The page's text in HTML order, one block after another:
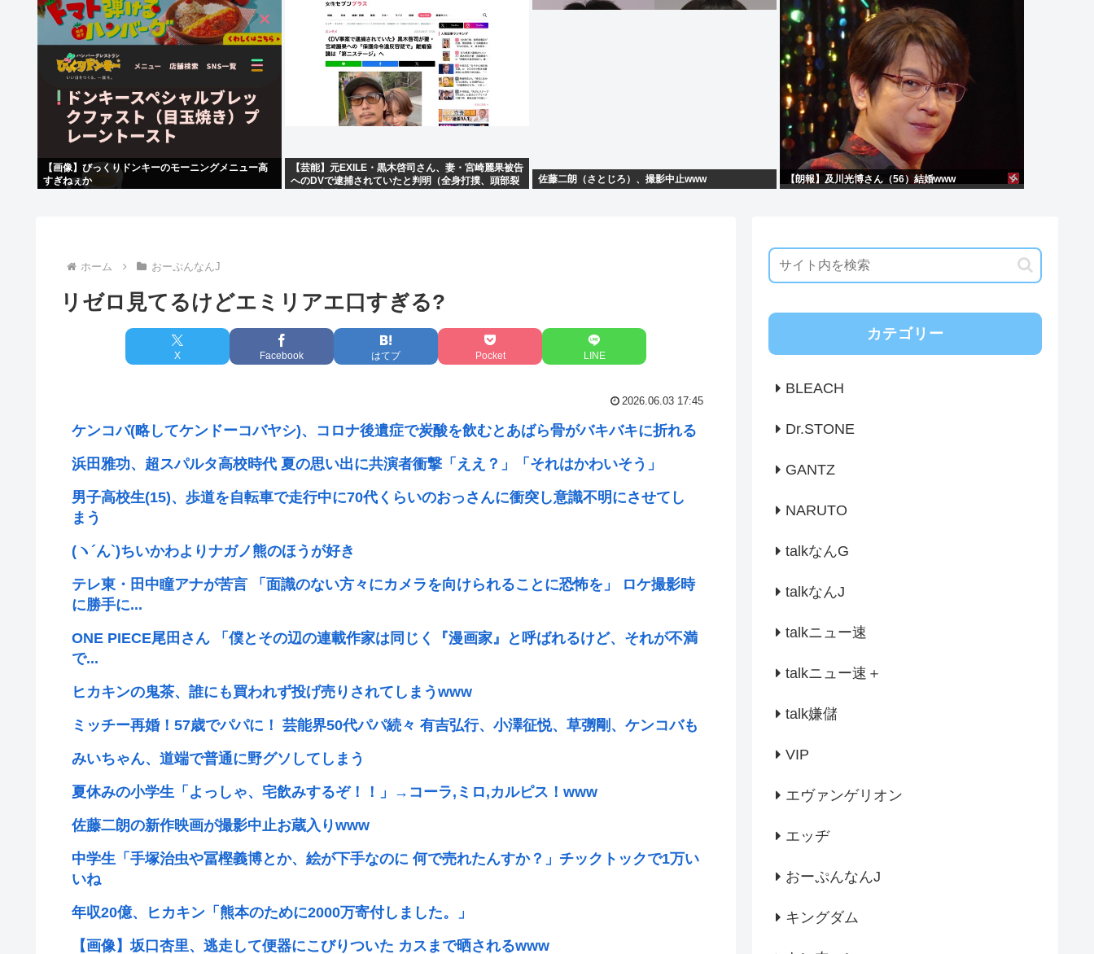
【画像】びっくりドンキーのモーニングメニュー高
すぎねぇか
【芸能】元EXILE・黒木啓司さん、妻・宮崎麗果被告
へのDVで逮捕されていたと判明（全身打撲、頭部裂
佐藤二朗（さとじろ）、撮影中止www 【朗報】及川光博さん（56）結婚www
ホーム おーぷんなんJ
リゼロ見てるけどエミリアエ口すぎる?
X Facebook はてブ Pocket LINE
2026.06.03 17:45
ケンコバ(略してケンドーコバヤシ)、コロナ後遺症で炭酸を飲むとあばら骨がバキバキに折れる
浜田雅功、超スパルタ高校時代 夏の思い出に共演者衝撃「ええ？」「それはかわいそう」
男子高校生(15)、歩道を自転車で走行中に70代くらいのおっさんに衝突し意識不明にさせてし
まう
(ヽ´ん`) ちいかわよりナガノ熊のほうが好き
テレ東・田中瞳アナが苦言 「面識のない方々にカメラを向けられることに恐怖を」 ロケ撮影時
に勝手に...
ONE PIECE尾田さん 「僕とその辺の連載作家は同じく『漫画家』と呼ばれるけど、それが不満
で...
ヒカキンの鬼茶、誰にも買われず投げ売りされてしまうwww
ミッチー再婚！57歳でパパに！ 芸能界50代パパ続々 有吉弘行、小澤征悦、草彅剛、ケンコバも
みいちゃん、道端で普通に野グソしてしまう
夏休みの小学生「よっしゃ、宅飲みするぞ！！」→コーラ,ミロ,カルピス！www
佐藤二朗の新作映画が撮影中止お蔵入りwww
中学生「手塚治虫や冨樫義博とか、絵が下手なのに 何で売れたんすか？」チックトックで1万い
いね
年収20億、ヒカキン「熊本のために2000万寄付しました。」
【画像】坂口杏里、逃走して便器にこびりついた カスまで晒されるwww
カテゴリー
BLEACH
Dr.STONE
GANTZ
NARUTO
talkなんG
talkなんJ
talkニュー速
talkニュー速＋
talk嫌儲
VIP
エヴァンゲリオン
エッヂ
おーぷんなんJ
キングダム